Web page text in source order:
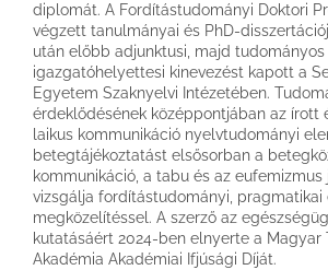
diplomát. A Fordítástudományi Doktori
végzett tanulmányai és PhD-
után előbb adjunktusi, majd tudományos
igazgatóhelyettesi kinevezést kapott a
Egyetem Szaknyelvi Intézetében.
érdeklődésének középpontjában az írott
laikus kommunikáció nyelvtudományi
betegtájékoztatást elsősorban a
kommunikáció, a tabu és az
vizsgálja fordítástudományi, pragmatikai
megközelítéssel. A szerző az
kutatásáért 2024-ben elnyerte a Magyar
Akadémia Akadémiai Ifjúsági Díját.